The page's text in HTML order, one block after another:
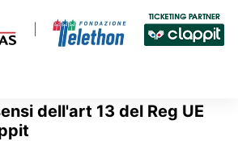
dell'art 13 del Reg UE